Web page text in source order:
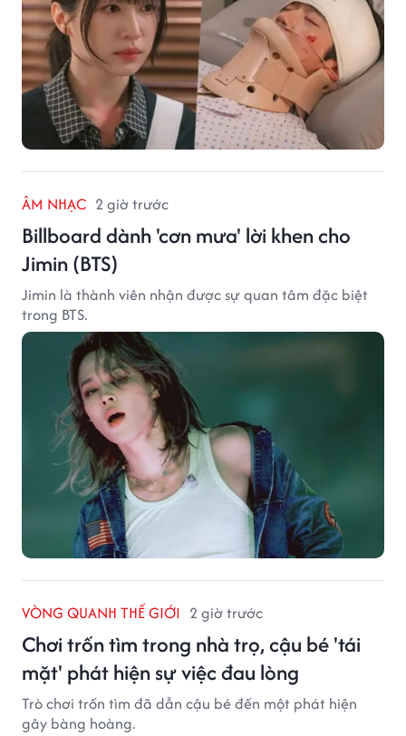
ÂM NHẠC 2 giờ trước
Billboard dành 'cơn mưa' lời khen cho
Jimin (BTS)
Jimin là thành viên nhận được sự quan tâm đặc biệt
trong BTS.
VÒNG QUANH THẾ GIỚI 2 giờ trước
Chơi trốn tìm trong nhà trọ, cậu bé 'tái
mặt' phát hiện sự việc đau lòng
Trò chơi trốn tìm đã dẫn cậu bé đến một phát hiện
gây bàng hoàng.